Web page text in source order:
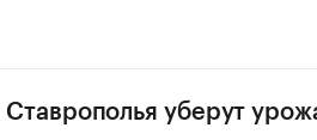
уберут